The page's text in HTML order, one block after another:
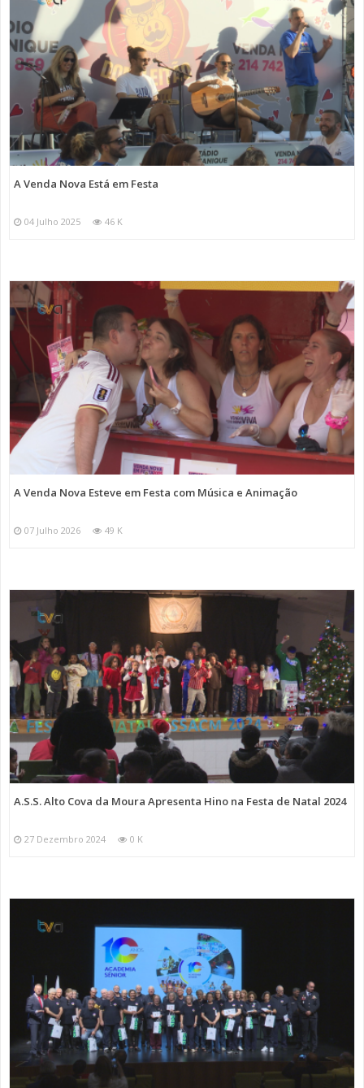
A Venda Nova Está em Festa
04 Julho 2025 46 K
A Venda Nova Esteve em Festa com Música e Animação
07 Julho 2026 49 K
A.S.S. Alto Cova da Moura Apresenta Hino na Festa de Natal 2024
27 Dezembro 2024 0 K